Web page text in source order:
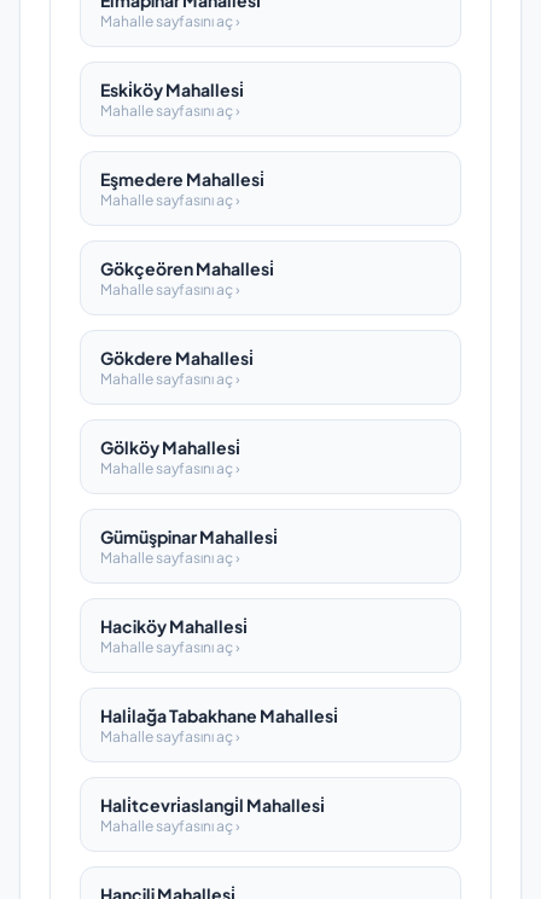
Mahalle sayfasını aç ›
Eski̇köy Mahallesi̇
Mahalle sayfasını aç ›
Eşmedere Mahallesi̇
Mahalle sayfasını aç ›
Gökçeören Mahallesi̇
Mahalle sayfasını aç ›
Gökdere Mahallesi̇
Mahalle sayfasını aç ›
Gölköy Mahallesi̇
Mahalle sayfasını aç ›
Gümüşpinar Mahallesi̇
Mahalle sayfasını aç ›
Haciköy Mahallesi̇
Mahalle sayfasını aç ›
Hali̇lağa Tabakhane Mahallesi̇
Mahalle sayfasını aç ›
Hali̇tcevri̇aslangi̇l Mahallesi̇
Mahalle sayfasını aç ›
Hançili Mahallesi̇